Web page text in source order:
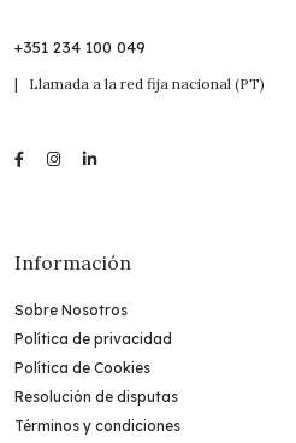
+351 234 100 049
| Llamada a la red fija nacional (PT)
Información
Sobre Nosotros
Política de privacidad
Política de Cookies
Resolución de disputas
Términos y condiciones